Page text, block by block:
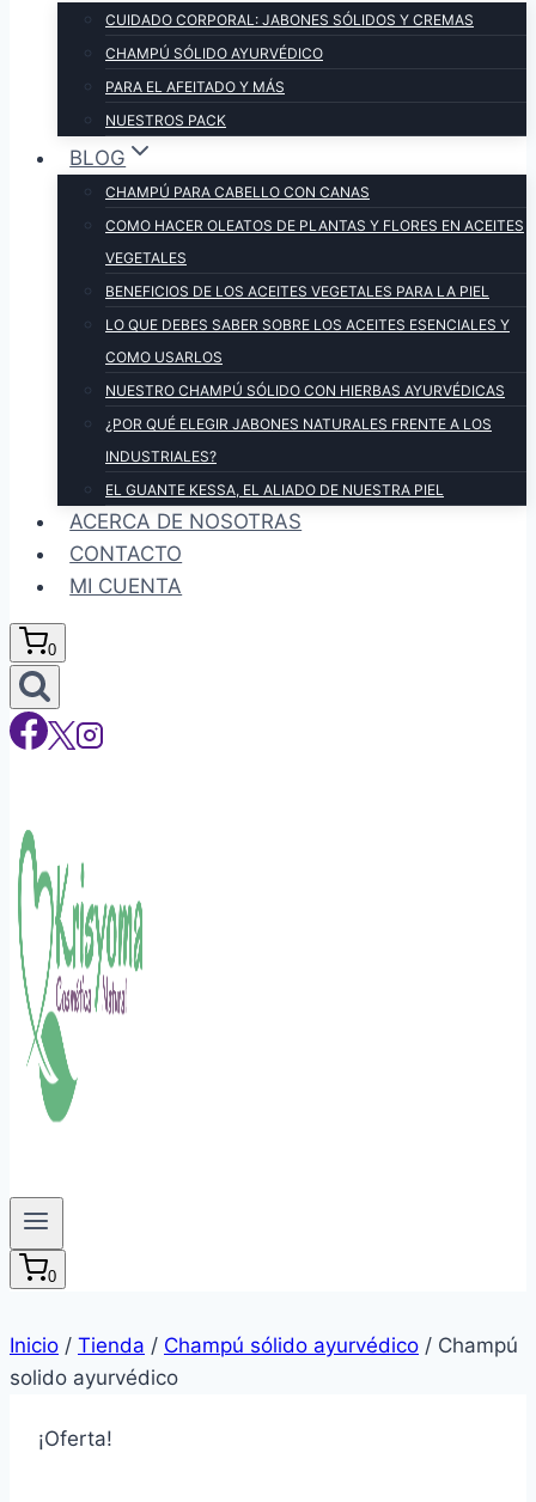
CUIDADO CORPORAL: JABONES SÓLIDOS Y CREMAS
CHAMPÚ SÓLIDO AYURVÉDICO
PARA EL AFEITADO Y MÁS
NUESTROS PACK
BLOG
CHAMPÚ PARA CABELLO CON CANAS
COMO HACER OLEATOS DE PLANTAS Y FLORES EN ACEITES
VEGETALES
BENEFICIOS DE LOS ACEITES VEGETALES PARA LA PIEL
LO QUE DEBES SABER SOBRE LOS ACEITES ESENCIALES Y
COMO USARLOS
NUESTRO CHAMPÚ SÓLIDO CON HIERBAS AYURVÉDICAS
¿POR QUÉ ELEGIR JABONES NATURALES FRENTE A LOS
INDUSTRIALES?
EL GUANTE KESSA, EL ALIADO DE NUESTRA PIEL
ACERCA DE NOSOTRAS
CONTACTO
MI CUENTA
0
0
Inicio / Tienda / Champú sólido ayurvédico / Champú
solido ayurvédico
¡Oferta!